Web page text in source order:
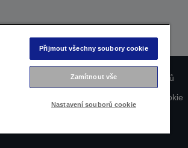
Prohlášení o ochraně osobních údajů
Informace o souborech cookie
Přijmout všechny soubory cookie
Zamítnout vše
Nastavení souborů cookie